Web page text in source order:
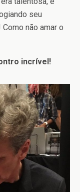
seu
não amar o
incrível!